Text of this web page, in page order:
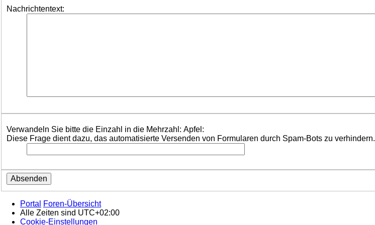
Nachrichtentext:
Verwandeln Sie bitte die Einzahl in die Mehrzahl: Apfel:
Diese Frage dient dazu, das automatisierte Versenden von Formularen durch Spam-Bots zu verhindern.
Portal
Foren-Übersicht
Alle Zeiten sind UTC+02:00
Cookie-Einstellungen